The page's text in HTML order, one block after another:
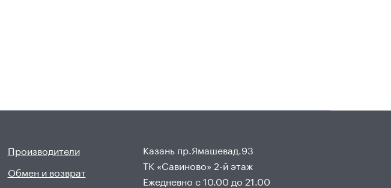
Производители
Обмен и возврат
Казань пр.Ямашевад.93
ТК «Савиново» 2-й этаж
Ежедневно с 10.00 до 21.00